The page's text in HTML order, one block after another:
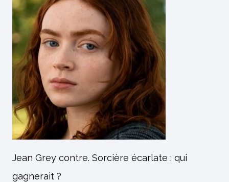
Jean Grey contre. Sorcière écarlate : qui
gagnerait ?